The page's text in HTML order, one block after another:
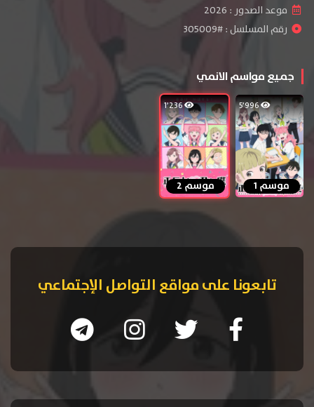
موعد الصدور : 2026
رقم المسلسل : #305009
جميع مواسم الانمي
5٬996
موسم 1
1٬236
موسم 2
تابعونا على مواقع التواصل الإجتماعي